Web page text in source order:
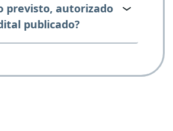
previsto, autorizado
publicado?